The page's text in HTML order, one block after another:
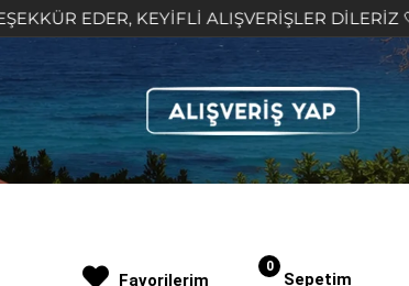
KEYİFLİ ALIŞVERİŞLER DİLERİZ 🤍
Sepetim
0
Favorilerim